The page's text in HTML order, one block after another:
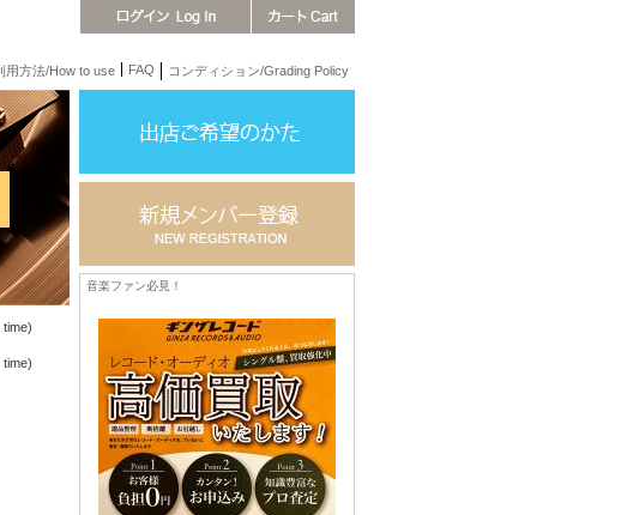
用方法/How to use FAQ コンディション/Grading Policy
音楽ファン必見！